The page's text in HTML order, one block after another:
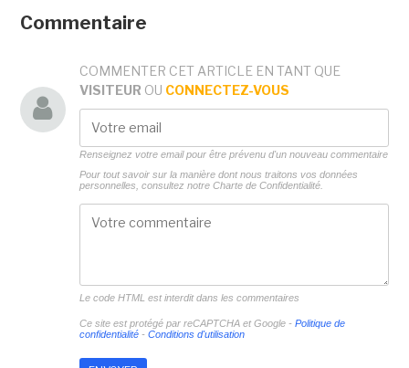
Commentaire
COMMENTER CET ARTICLE EN TANT QUE
VISITEUR OU CONNECTEZ-VOUS
Renseignez votre email pour être prévenu d'un nouveau commentaire
Pour tout savoir sur la manière dont nous traitons vos données
personnelles, consultez notre Charte de Confidentialité.
Le code HTML est interdit dans les commentaires
Ce site est protégé par reCAPTCHA et Google - Politique de
confidentialité- Conditions d'utilisation